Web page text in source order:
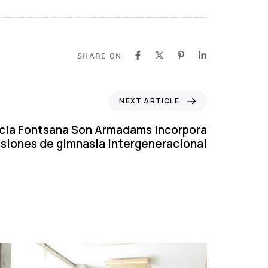
SHARE ON
NEXT ARTICLE
Fontsana Son Armadams incorpora
de gimnasia intergeneracional